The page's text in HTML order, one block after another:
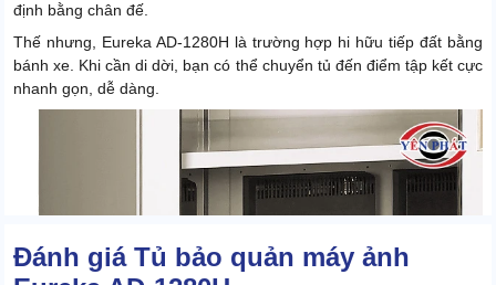
định bằng chân đế.
Thế nhưng, Eureka AD-1280H là trường hợp hi hữu tiếp đất bằng
bánh xe. Khi cần di dời, bạn có thể chuyển tủ đến điểm tập kết cực
nhanh gọn, dễ dàng.
Đánh giá Tủ bảo quản máy ảnh